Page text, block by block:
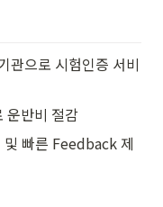
관으로 시험인증 서비
운반비 절감
빠른 Feedback 제